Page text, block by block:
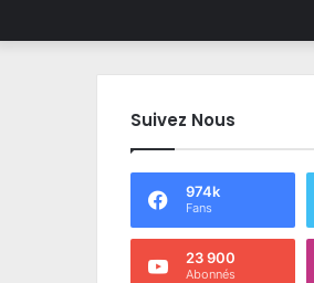
Suivez Nous
974k
Fans
23 900
Abonnés